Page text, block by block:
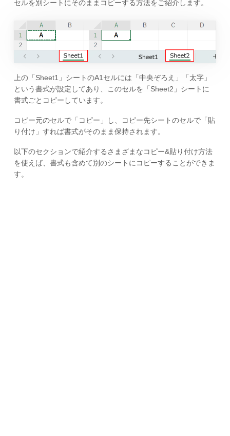
セルを別シートにそのままコピーする方法をご紹介します。
上の「Sheet1」シートのA1セルには「中央ぞろえ」「太字」
という書式が設定してあり、このセルを「Sheet2」シートに
書式ごとコピーしています。
コピー元のセルで「コピー」し、コピー先シートのセルで「貼
り付け」すれば書式がそのまま保持されます。
以下のセクションで紹介するさまざまなコピー&貼り付け方法
を使えば、書式も含めて別のシートにコピーすることができま
す。